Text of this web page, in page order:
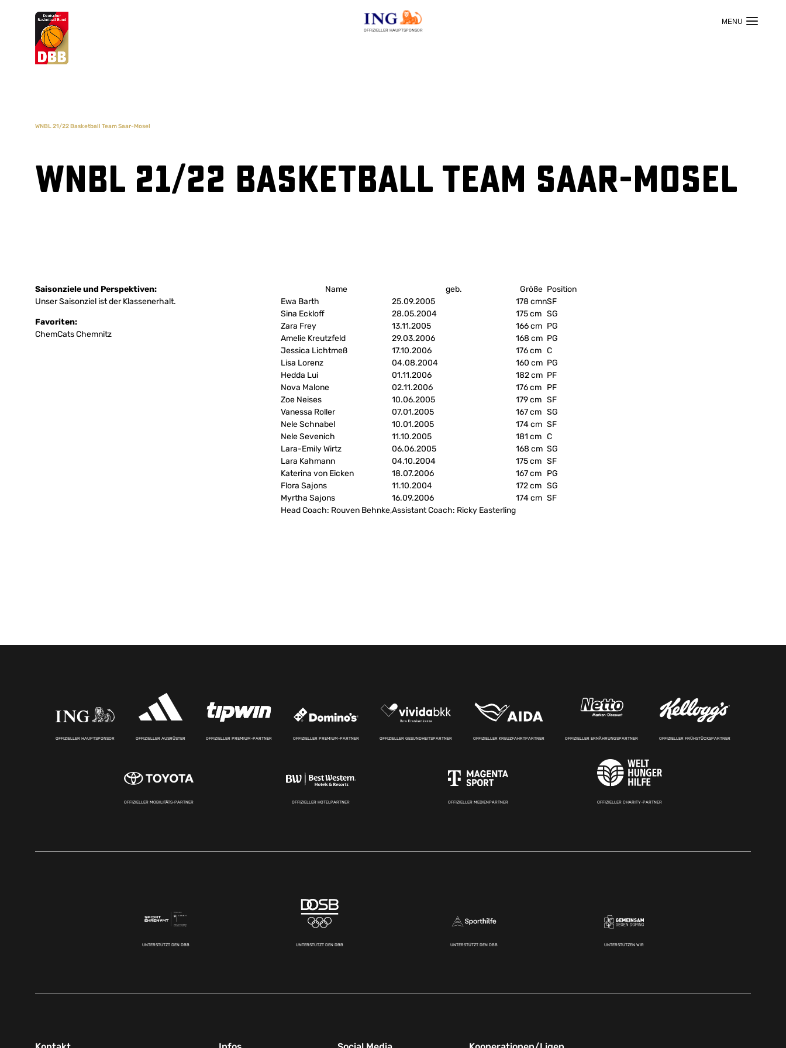
OFFIZIELLER HAUPTSPONSOR
Suchvorschläge
WNBL 21/22 Basketball Team Saar-Mosel
WNBL 21/22 Basketball Team Saar-Mosel
Saisonziele und Perspektiven:
Unser Saisonziel ist der Klassenerhalt.
Favoriten:
ChemCats Chemnitz
Name geb. Größe Position
Ewa Barth
25.09.2005 178 cmnSF
Sina Eckloff
28.05.2004 175 cm SG
Zara Frey
13.11.2005 166 cm PG
Amelie Kreutzfeld
29.03.2006 168 cm PG
Jessica Lichtmeß
17.10.2006 176 cm C
Lisa Lorenz
04.08.2004 160 cm PG
Hedda Lui
01.11.2006 182 cm PF
Nova Malone
02.11.2006 176 cm PF
Zoe Neises
10.06.2005 179 cm SF
Vanessa Roller
07.01.2005 167 cm SG
Nele Schnabel
10.01.2005 174 cm SF
Nele Sevenich
11.10.2005 181 cm C
Lara-Emily Wirtz
06.06.2005 168 cm SG
Lara Kahmann
04.10.2004 175 cm SF
Katerina von Eicken
18.07.2006 167 cm PG
Flora Sajons
11.10.2004 172 cm SG
Myrtha Sajons
16.09.2006 174 cm SF
Head Coach: Rouven Behnke,Assistant Coach: Ricky Easterling
OFFIZIELLER HAUPTSPONSOR OFFIZIELLER AUSRÜSTER OFFIZIELLER PREMIUM-PARTNER OFFIZIELLER PREMIUM-PARTNER OFFIZIELLER GESUNDHEITSPARTNER OFFIZIELLER KREUZFAHRTPARTNER OFFIZIELLER ERNÄHRUNGSPARTNER OFFIZIELLER FRÜHSTÜCKSPARTNER
OFFIZIELLER MOBILITÄTS-PARTNER OFFIZIELLER HOTELPARTNER OFFIZIELLER MEDIENPARTNER OFFIZIELLER CHARITY-PARTNER
UNTERSTÜTZT DEN DBB UNTERSTÜTZT DEN DBB UNTERSTÜTZT DEN DBB UNTERSTÜTZEN WIR